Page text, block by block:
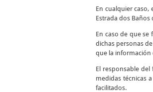
En cualquier
Estrada dos
En caso de que
dichas personas
que la información
El responsable
medidas técnicas
facilitados.